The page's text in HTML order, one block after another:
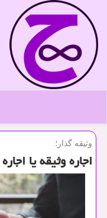
وثیقه گذار؛
اجاره وثیقه یا